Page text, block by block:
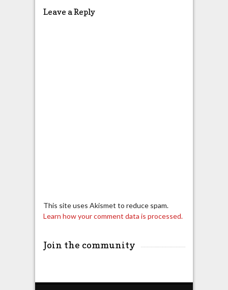
Leave a Reply
This site uses Akismet to reduce spam.
Learn how your comment data is processed.
Join the community